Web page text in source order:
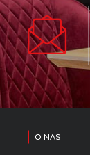
O NAS